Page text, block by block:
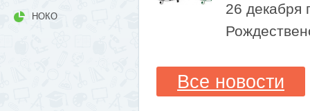
НОКО
26 декабря
Все новости